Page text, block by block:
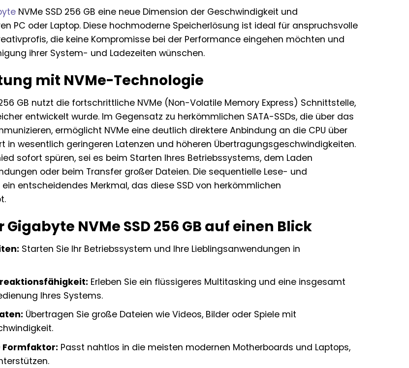
NVMe SSD 256 GB eine neue Dimension der Geschwindigkeit und
PC oder Laptop. Diese hochmoderne Speicherlösung ist ideal für anspruchsvolle
die keine Kompromisse bei der Performance eingehen möchten und
ihrer System- und Ladezeiten wünschen.
mit NVMe-Technologie
GB nutzt die fortschrittliche NVMe (Non-Volatile Memory Express) Schnittstelle,
entwickelt wurde. Im Gegensatz zu herkömmlichen SATA-SSDs, die über das
ermöglicht NVMe eine deutlich direktere Anbindung an die CPU über
in wesentlich geringeren Latenzen und höheren Übertragungsgeschwindigkeiten.
sofort spüren, sei es beim Starten Ihres Betriebssystems, dem Laden
oder beim Transfer großer Dateien. Die sequentielle Lese- und
entscheidendes Merkmal, das diese SSD von herkömmlichen
NVMe SSD 256 GB auf einen Blick
Starten Sie Ihr Betriebssystem und Ihre Lieblingsanwendungen in
Erleben Sie ein flüssigeres Multitasking und eine insgesamt
Ihres Systems.
Übertragen Sie große Dateien wie Videos, Bilder oder Spiele mit
Formfaktor: Passt nahtlos in die meisten modernen Motherboards und Laptops,